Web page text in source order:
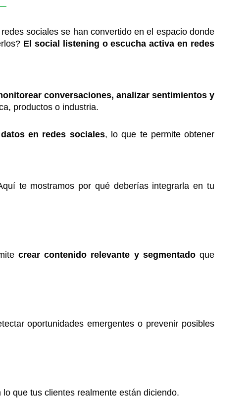
sociales se han convertido en el espacio donde
El social listening o escucha activa en redes
conversaciones, analizar sentimientos y
productos o industria.
en redes sociales, lo que te permite obtener
te mostramos por qué deberías integrarla en tu
crear contenido relevante y segmentadoque
oportunidades emergentes o prevenir posibles
lo que tus clientes realmente están diciendo.